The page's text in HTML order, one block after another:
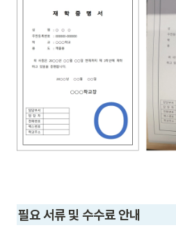
필요 서류 및 수수료 안내